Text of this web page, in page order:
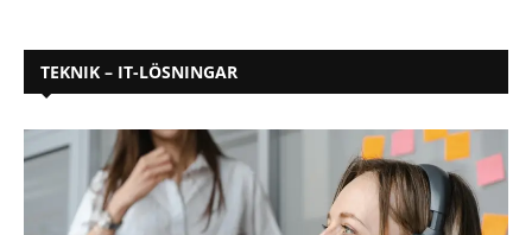
TEKNIK – IT-LÖSNINGAR